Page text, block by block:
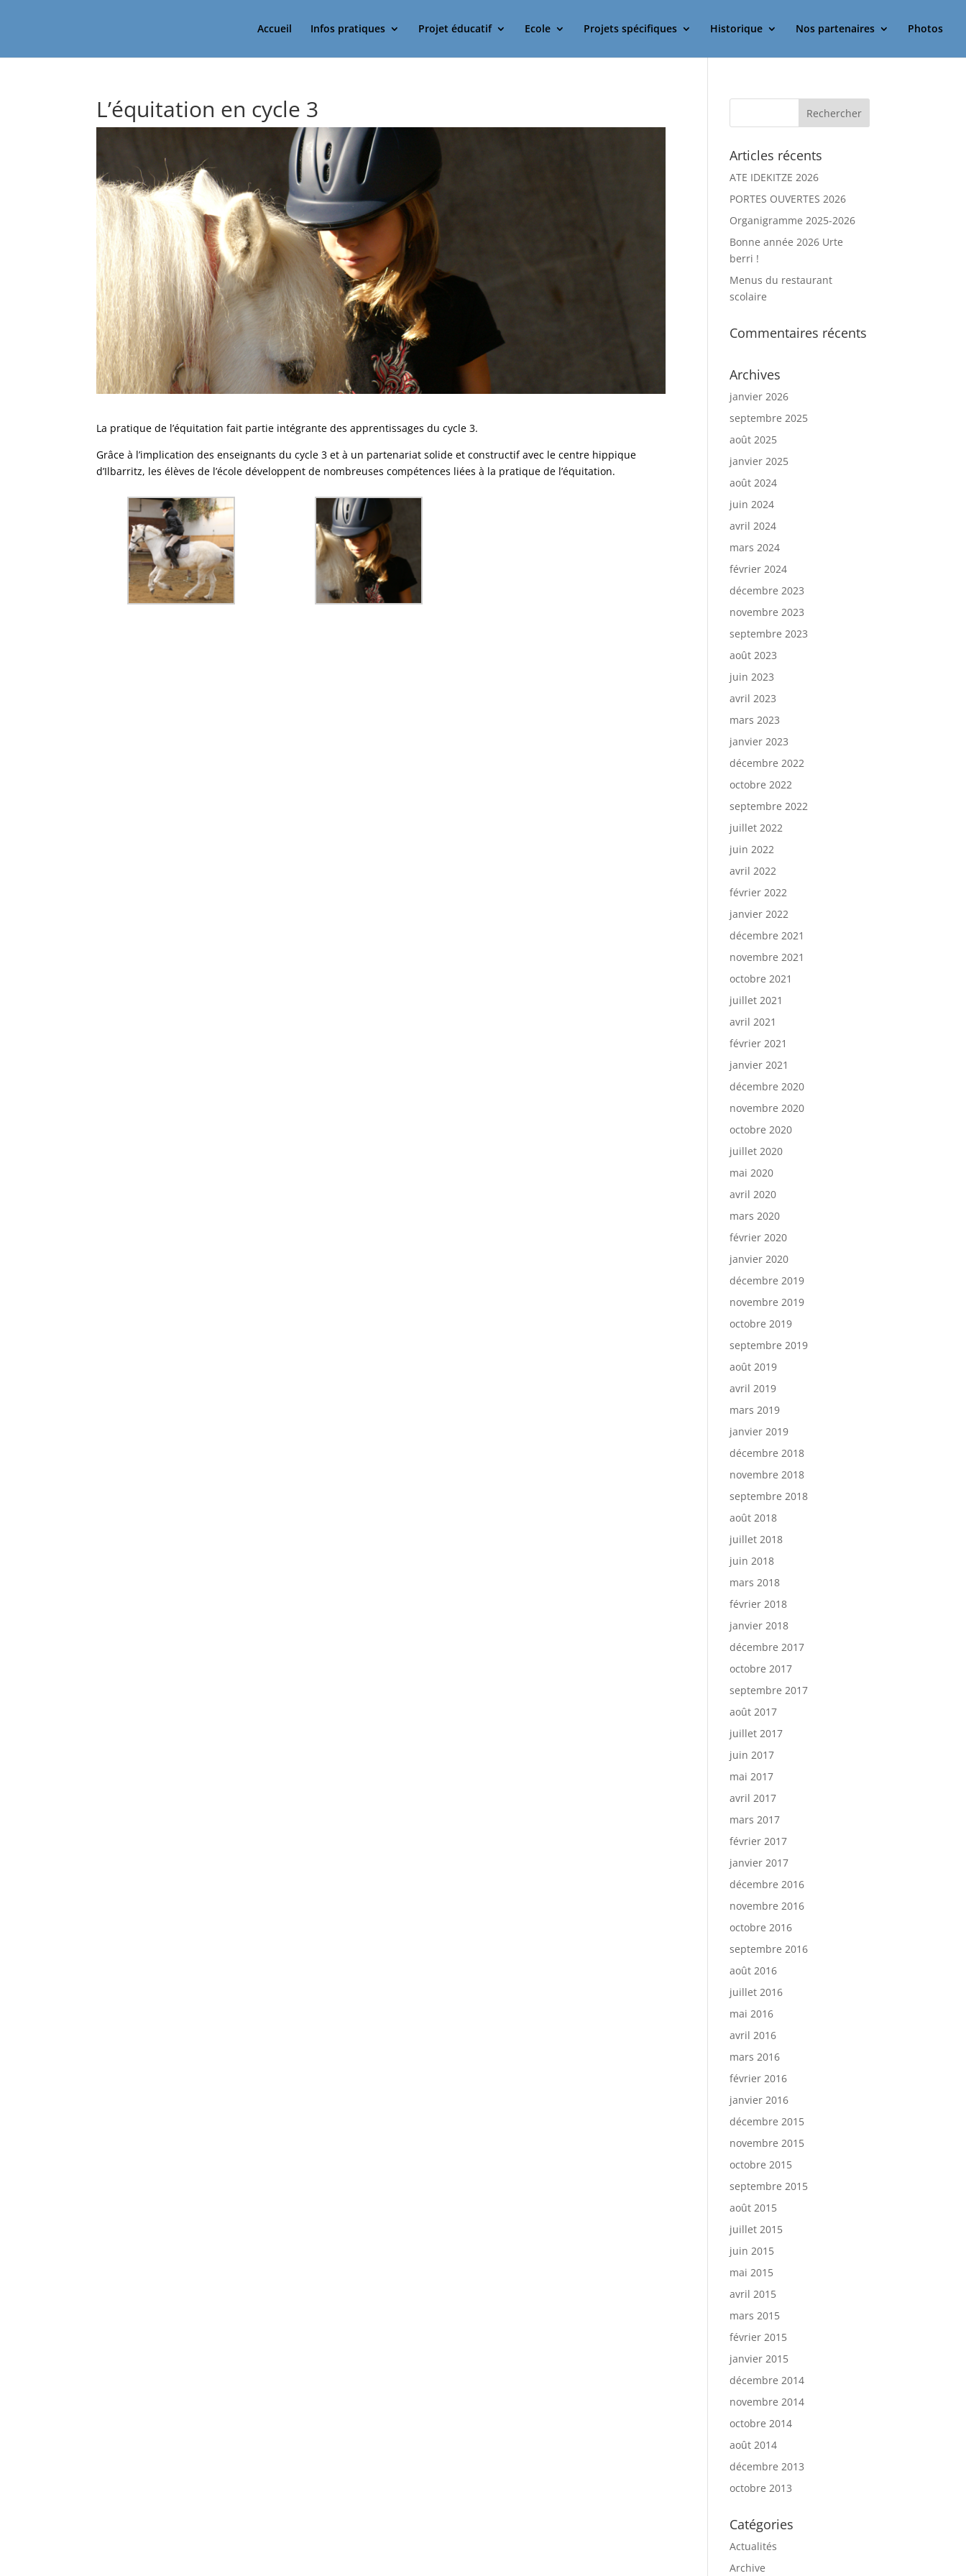
Accueil Infos pratiques Projet éducatif Ecole Projets spécifiques Historique Nos partenaires Photos
L’équitation en cycle 3
La pratique de l’équitation fait partie intégrante des apprentissages du cycle 3.
Grâce à l’implication des enseignants du cycle 3 et à un partenariat solide et constructif avec le centre hippique
d’Ilbarritz, les élèves de l’école développent de nombreuses compétences liées à la pratique de l’équitation.
Articles récents
ATE IDEKITZE 2026
PORTES OUVERTES 2026
Organigramme 2025-2026
Bonne année 2026 Urte
berri !
Menus du restaurant
scolaire
Commentaires récents
Archives
janvier 2026
septembre 2025
août 2025
janvier 2025
août 2024
juin 2024
avril 2024
mars 2024
février 2024
décembre 2023
novembre 2023
septembre 2023
août 2023
juin 2023
avril 2023
mars 2023
janvier 2023
décembre 2022
octobre 2022
septembre 2022
juillet 2022
juin 2022
avril 2022
février 2022
janvier 2022
décembre 2021
novembre 2021
octobre 2021
juillet 2021
avril 2021
février 2021
janvier 2021
décembre 2020
novembre 2020
octobre 2020
juillet 2020
mai 2020
avril 2020
mars 2020
février 2020
janvier 2020
décembre 2019
novembre 2019
octobre 2019
septembre 2019
août 2019
avril 2019
mars 2019
janvier 2019
décembre 2018
novembre 2018
septembre 2018
août 2018
juillet 2018
juin 2018
mars 2018
février 2018
janvier 2018
décembre 2017
octobre 2017
septembre 2017
août 2017
juillet 2017
juin 2017
mai 2017
avril 2017
mars 2017
février 2017
janvier 2017
décembre 2016
novembre 2016
octobre 2016
septembre 2016
août 2016
juillet 2016
mai 2016
avril 2016
mars 2016
février 2016
janvier 2016
décembre 2015
novembre 2015
octobre 2015
septembre 2015
août 2015
juillet 2015
juin 2015
mai 2015
avril 2015
mars 2015
février 2015
janvier 2015
décembre 2014
novembre 2014
octobre 2014
août 2014
décembre 2013
octobre 2013
Catégories
Actualités
Archive